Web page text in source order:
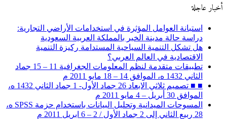
أخبار عاجلة
استبانة العوامل المؤثرة في استخدامات الأراضي التجارية:
دراسة حالة مدينة الخبر بالمملكة العربية السعودية
هل تشكل التنمية السياحية المستدامة ركيزة التنمية
الاقتصادية في العالم العربي؟
تطبيقات متقدمة لنظم المعلومات الجغرافية 11 – 15 جماد
الثاني 1432 ه، الموافق 14 – 18 مايو 2011 م
■ ■ تصميم ثلاثي الابعاد 26 جماد الأول- 1 جماد الثاني 1432 ه،
الموافق 30 أبريل – 4 مايو 2011 م
المسوحات الميدانية وتحليل البيانات باستخدام حزمة SPSS ه،
28 ربيع الثاني إلى 2 جماد الأول / 2 – 6 ابريل 2011 م